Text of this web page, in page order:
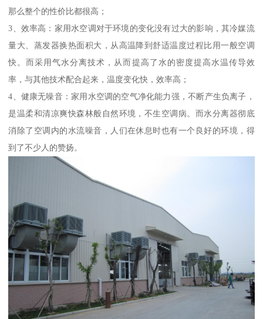
那么整个的性价比都很高；
3、效率高：家用水空调对于环境的变化没有过大的影响，其冷媒流
量大、蒸发器换热面积大，从高温降到舒适温度过程比用一般空调
快。而采用气水分离技术，从而提高了水的密度提高水温传导效
率，与其他技术配合起来，温度变化快，效率高；
4、健康无噪音：家用水空调的空气净化能力强，不断产生负离子，
是温柔和清凉爽快森林般自然环境，不生空调病。而水分离器彻底
消除了空调内的水流噪音，人们在休息时也有一个良好的环境，得
到了不少人的赞扬。